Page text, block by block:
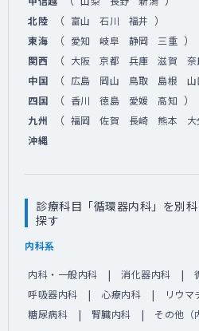
北陸 （ 富山 石川 福井 ）
東海 （ 愛知 岐阜 静岡 三重 ）
関西 （ 大阪 京都 兵庫 滋賀 奈
中国 （ 広島 岡山 鳥取 島根 山
四国 （ 香川 徳島 愛媛 高知 ）
九州 （ 福岡 佐賀 長崎 熊本
沖縄
診療科目「循環器内科」を別
探す
内科系
内科・一般内科 消化器内科
呼吸器内科
心療内科 リウマ
糖尿病科
腎臓内科 その他（